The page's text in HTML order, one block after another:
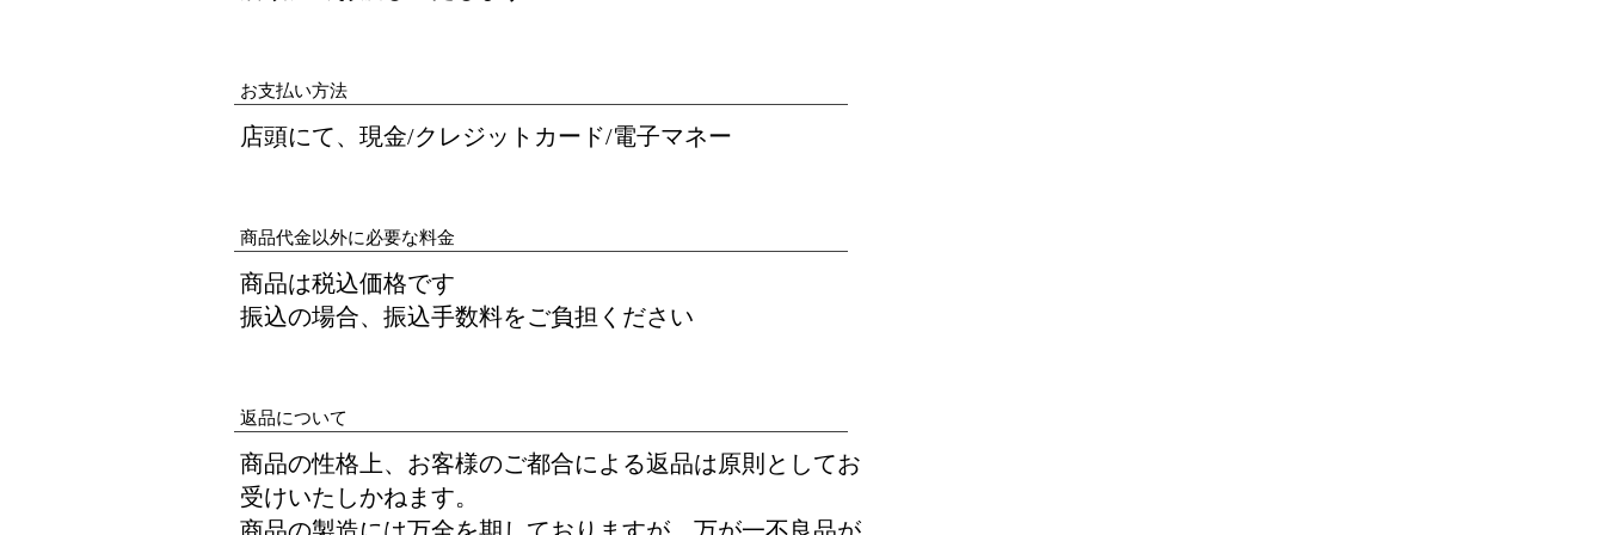
お支払い方法
​店頭にて、現金/クレジットカード/電子マネー
商品代金以外に必要な料金
商品は税込価格です
振込の場合、振込手数料をご負担ください
返品について
商品の性格上、お客様のご都合による返品は原則としてお
受けいたしかねます。